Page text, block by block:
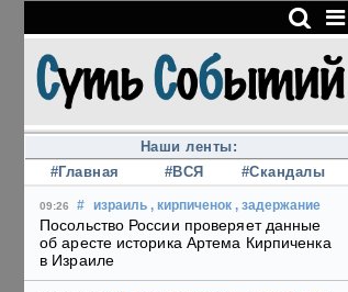
Наши ленты:
#Главная
#ВСЯ #Скандалы
09:26 # израиль , кирпиченок , задержание
Посольство России проверяет данные
об аресте историка Артема Кирпиченка
в Израиле